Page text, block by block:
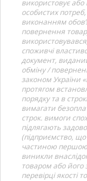
використовує
особистих
виконанням
повернення
споживчі
документ,
обміну /
законом України
протягом
порядку та в
вимагати
строк. вимоги
підлягають
(підприємство,
частиною першою
виникли
товаром або його
перевірці якості